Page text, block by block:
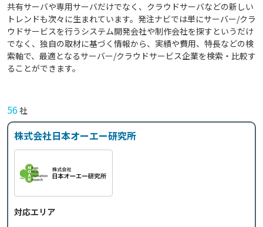
共有サーバや専用サーバだけでなく、クラウドサーバなどの新しい
トレンドも次々に生まれています。発注ナビでは単にサーバー/クラ
ウドサービスを行うシステム開発会社や制作会社を探すというだけ
でなく、独自の取材に基づく情報から、実績や費用、特長などの検
索軸で、最適となるサーバー/クラウドサービス企業を検索・比較す
ることができます。
56社
株式会社日本オーエー研究所
対応エリア